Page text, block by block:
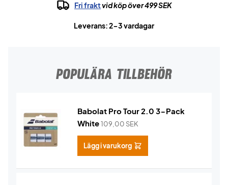
Fri fraktvid köp över 499 SEK
Leverans: 2-3 vardagar
POPULÄRA TILLBEHÖR
Babolat Pro Tour 2.0 3-Pack
White109,00 SEK
Lägg i varukorg